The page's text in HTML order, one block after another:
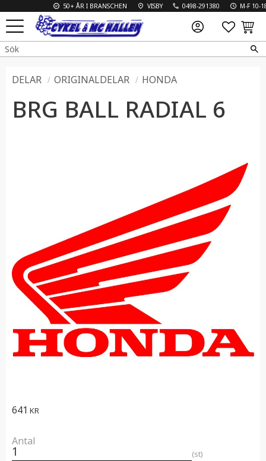
Meny
50+ ÅR I BRANSCHEN VISBY 0498-291380 M-F 10-18
DELAR ORIGINALDELAR HONDA
BRG BALL RADIAL 6
641 KR
Antal
st